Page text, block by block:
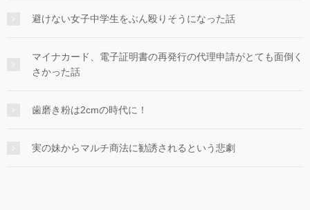
避けない女子中学生をぶん殴りそうになった話
マイナカード、電子証明書の再発行の代理申請がとても面倒く
さかった話
歯磨き粉は2cmの時代に！
実の妹からマルチ商法に勧誘されるという悲劇